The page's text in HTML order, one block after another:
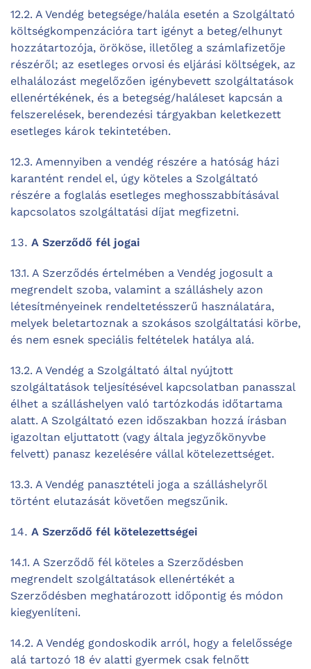
12.2. A Vendég betegsége/halála esetén a Szolgáltató
költségkompenzációra tart igényt a beteg/elhunyt
hozzátartozója, örököse, illetőleg a számlafizetője
részéről; az esetleges orvosi és eljárási költségek, az
elhalálozást megelőzően igénybevett szolgáltatások
ellenértékének, és a betegség/haláleset kapcsán a
felszerelések, berendezési tárgyakban keletkezett
esetleges károk tekintetében.
12.3. Amennyiben a vendég részére a hatóság házi
karantént rendel el, úgy köteles a Szolgáltató
részére a foglalás esetleges meghosszabbításával
kapcsolatos szolgáltatási díjat megfizetni.
A Szerződő fél jogai
13.1. A Szerződés értelmében a Vendég jogosult a
megrendelt szoba, valamint a szálláshely azon
létesítményeinek rendeltetésszerű használatára,
melyek beletartoznak a szokásos szolgáltatási körbe,
és nem esnek speciális feltételek hatálya alá.
13.2. A Vendég a Szolgáltató által nyújtott
szolgáltatások teljesítésével kapcsolatban panasszal
élhet a szálláshelyen való tartózkodás időtartama
alatt. A Szolgáltató ezen időszakban hozzá írásban
igazoltan eljuttatott (vagy általa jegyzőkönyvbe
felvett) panasz kezelésére vállal kötelezettséget.
13.3. A Vendég panasztételi joga a szálláshelyről
történt elutazását követően megszűnik.
A Szerződő fél kötelezettségei
14.1. A Szerződő fél köteles a Szerződésben
megrendelt szolgáltatások ellenértékét a
Szerződésben meghatározott időpontig és módon
kiegyenlíteni.
14.2. A Vendég gondoskodik arról, hogy a felelőssége
alá tartozó 18 év alatti gyermek csak felnőtt